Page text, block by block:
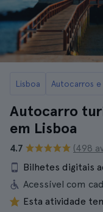
Lisboa
Autocarro
em Lisboa
4.7
(498
Bilhetes digitais
Acessível com
Esta atividade